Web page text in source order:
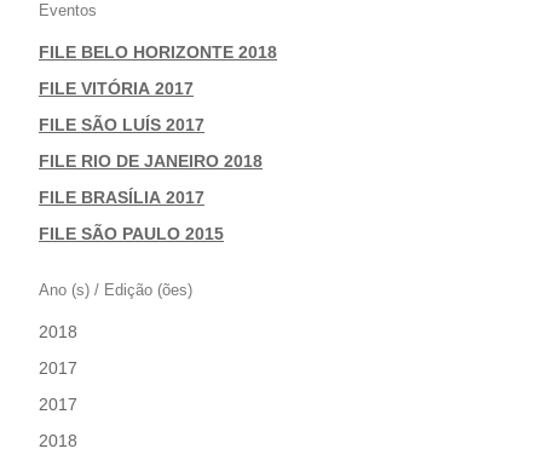
Eventos
FILE BELO HORIZONTE 2018
|FILE VITÓRIA 2017
|FILE SÃO LUÍS 2017
|FILE RIO DE JANEIRO 2018
|FILE BRASÍLIA 2017
|FILE SÃO PAULO 2015
Ano (s) / Edição (ões)
2018
|2017
|2017
|2018